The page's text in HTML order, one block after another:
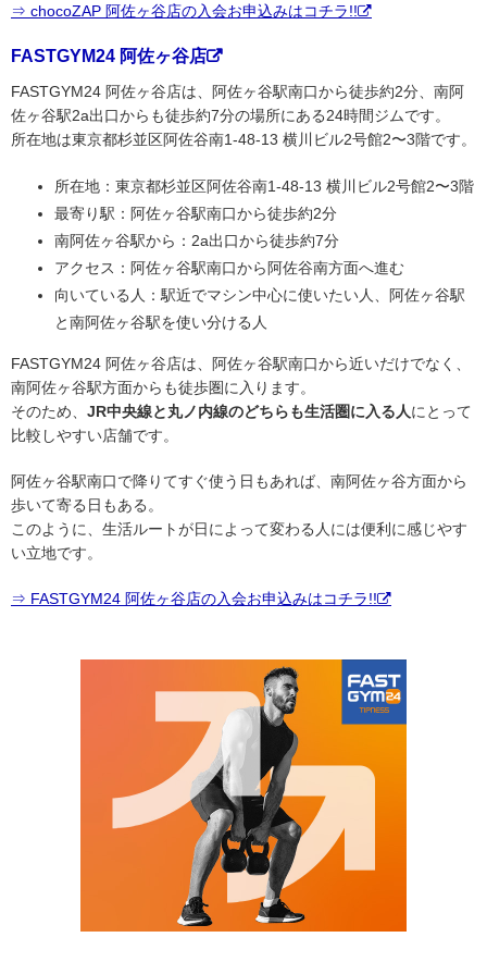
⇒ chocoZAP 阿佐ヶ谷店の入会お申込みはコチラ!!
FASTGYM24 阿佐ヶ谷店
FASTGYM24 阿佐ヶ谷店は、阿佐ヶ谷駅南口から徒歩約2分、南阿
佐ヶ谷駅2a出口からも徒歩約7分の場所にある24時間ジムです。
所在地は東京都杉並区阿佐谷南1-48-13 横川ビル2号館2〜3階です。
所在地：東京都杉並区阿佐谷南1-48-13 横川ビル2号館2〜3階
最寄り駅：阿佐ヶ谷駅南口から徒歩約2分
南阿佐ヶ谷駅から：2a出口から徒歩約7分
アクセス：阿佐ヶ谷駅南口から阿佐谷南方面へ進む
向いている人：駅近でマシン中心に使いたい人、阿佐ヶ谷駅
と南阿佐ヶ谷駅を使い分ける人
FASTGYM24 阿佐ヶ谷店は、阿佐ヶ谷駅南口から近いだけでなく、
南阿佐ヶ谷駅方面からも徒歩圏に入ります。
そのため、 JR中央線と丸ノ内線のどちらも生活圏に入る人にとって
比較しやすい店舗です。
阿佐ヶ谷駅南口で降りてすぐ使う日もあれば、南阿佐ヶ谷方面から
歩いて寄る日もある。
このように、生活ルートが日によって変わる人には便利に感じやす
い立地です。
⇒ FASTGYM24 阿佐ヶ谷店の入会お申込みはコチラ!!